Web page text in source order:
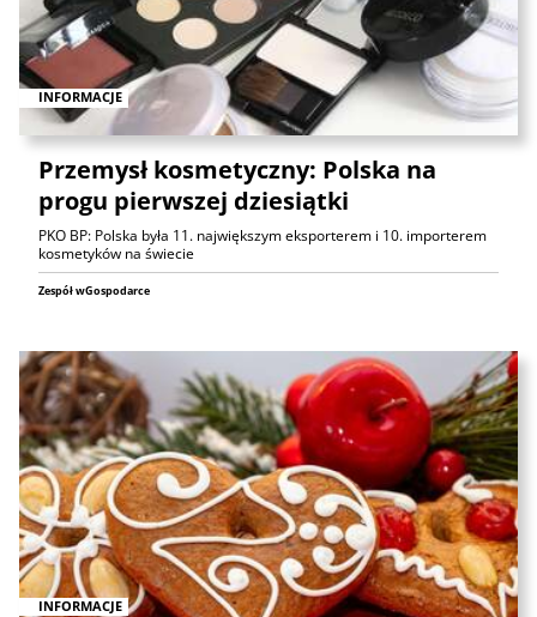
INFORMACJE
Przemysł kosmetyczny: Polska na
progu pierwszej dziesiątki
PKO BP: Polska była 11. największym eksporterem i 10. importerem
kosmetyków na świecie
Zespół wGospodarce
INFORMACJE